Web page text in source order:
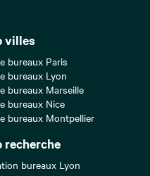
villes
bureaux Paris
bureaux Lyon
bureaux Marseille
bureaux Nice
bureaux Montpellier
recherche
bureaux Lyon